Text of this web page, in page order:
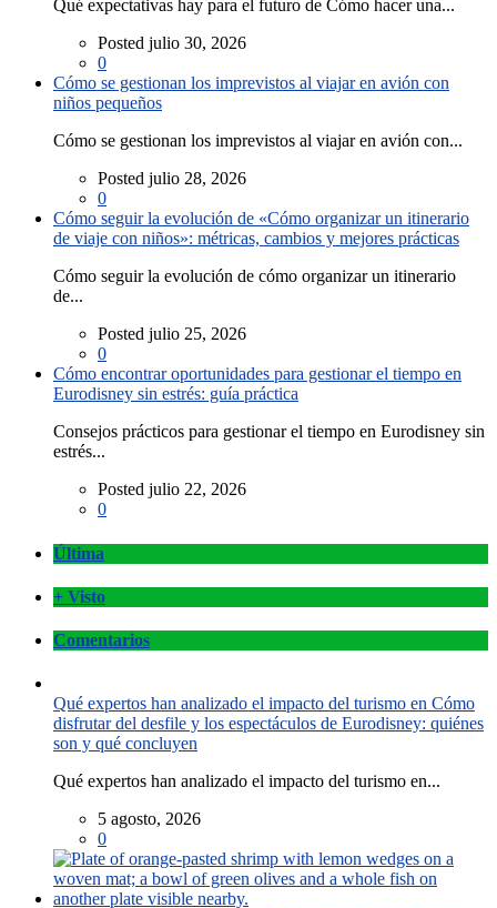
Qué expectativas hay para el futuro de Cómo hacer una...
Posted julio 30, 2026
0
Cómo se gestionan los imprevistos al viajar en avión con
niños pequeños
Cómo se gestionan los imprevistos al viajar en avión con...
Posted julio 28, 2026
0
Cómo seguir la evolución de «Cómo organizar un itinerario
de viaje con niños»: métricas, cambios y mejores prácticas
Cómo seguir la evolución de cómo organizar un itinerario
de...
Posted julio 25, 2026
0
Cómo encontrar oportunidades para gestionar el tiempo en
Eurodisney sin estrés: guía práctica
Consejos prácticos para gestionar el tiempo en Eurodisney sin
estrés...
Posted julio 22, 2026
0
Última
+ Visto
Comentarios
Qué expertos han analizado el impacto del turismo en Cómo
disfrutar del desfile y los espectáculos de Eurodisney: quiénes
son y qué concluyen
Qué expertos han analizado el impacto del turismo en...
5 agosto, 2026
0